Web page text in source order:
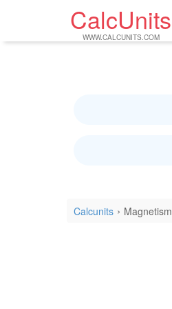
CalcUnits
WWW.CALCUNITS.COM
Calcunits Magnetism